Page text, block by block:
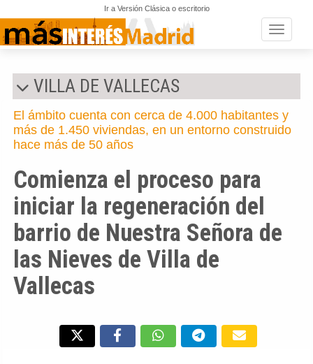
Ir a Versión Clásica o escritorio
Toggle
VILLA DE VALLECAS
El ámbito cuenta con cerca de 4.000 habitantes y
más de 1.450 viviendas, en un entorno construido
hace más de 50 años
Comienza el proceso para
iniciar la regeneración del
barrio de Nuestra Señora de
las Nieves de Villa de
Vallecas